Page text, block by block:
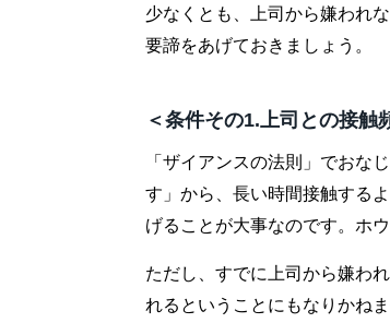
少なくとも、上司から嫌われ
要諦をあげておきましょう。
＜条件その1.上司との接触
「ザイアンスの法則」でおな
す」から、長い時間接触する
げることが大事なのです。ホ
ただし、すでに上司から嫌わ
れるということにもなりかねま